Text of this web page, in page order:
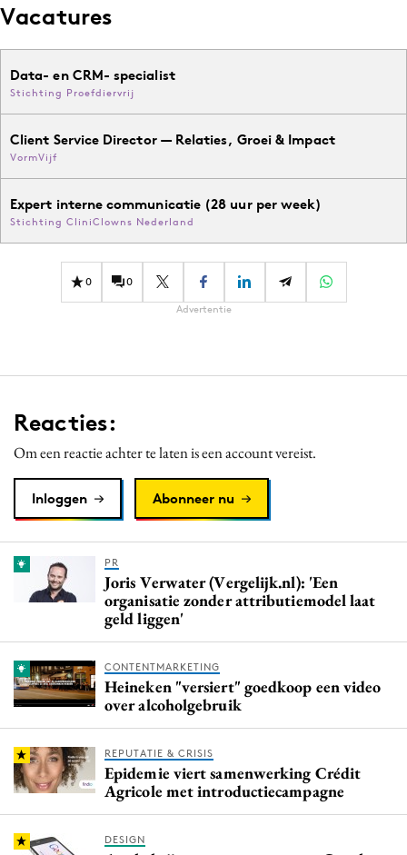
Vacatures
Data- en CRM- specialist
Stichting Proefdiervrij
Client Service Director — Relaties, Groei & Impact
VormVijf
Expert interne communicatie (28 uur per week)
Stichting CliniClowns Nederland
0 0
Advertentie
Reacties:
Om een reactie achter te laten is een account vereist.
Inloggen Abonneer nu
PR
Joris Verwater (Vergelijk.nl): 'Een
organisatie zonder attributiemodel laat
geld liggen'
CONTENTMARKETING
Heineken "versiert" goedkoop een video
over alcoholgebruik
REPUTATIE & CRISIS
Epidemie viert samenwerking Crédit
Agricole met introductiecampagne
DESIGN